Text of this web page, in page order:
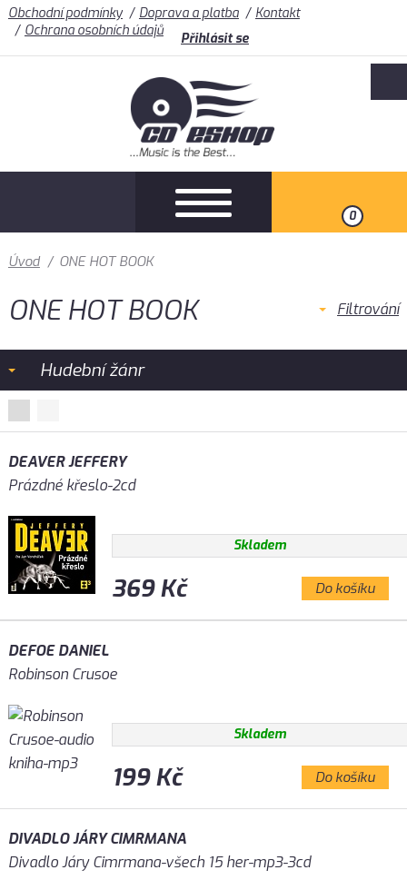
Obchodní podmínky Doprava a platba
Kontakt
Ochrana osobních údajů
Přihlásit se
0
Úvod / ONE HOT BOOK
ONE HOT BOOK Filtrování
Hudební žánr
DEAVER JEFFERY
Prázdné křeslo-2cd
Skladem
369 Kč Do košíku
DEFOE DANIEL
Robinson Crusoe
Skladem
199 Kč Do košíku
DIVADLO JÁRY CIMRMANA
Divadlo Járy Cimrmana-všech 15 her-mp3-3cd